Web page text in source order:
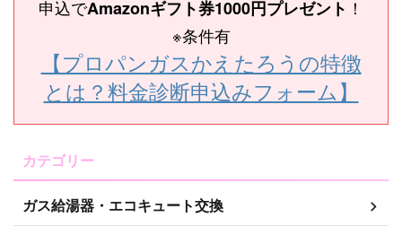
申込でAmazonギフト券1000円プレゼント ！
※条件有
【プロパンガスかえたろうの特徴
とは？料金診断申込みフォーム】
カテゴリー
ガス給湯器・エコキュート交換